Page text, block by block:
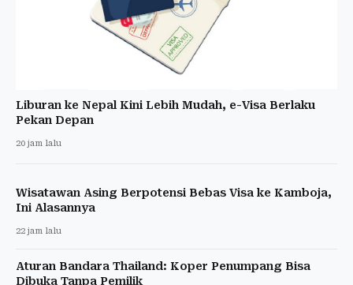
Liburan ke Nepal Kini Lebih Mudah, e-Visa Berlaku
Pekan Depan
20 jam lalu
Wisatawan Asing Berpotensi Bebas Visa ke Kamboja,
Ini Alasannya
22 jam lalu
Aturan Bandara Thailand: Koper Penumpang Bisa
Dibuka Tanpa Pemilik